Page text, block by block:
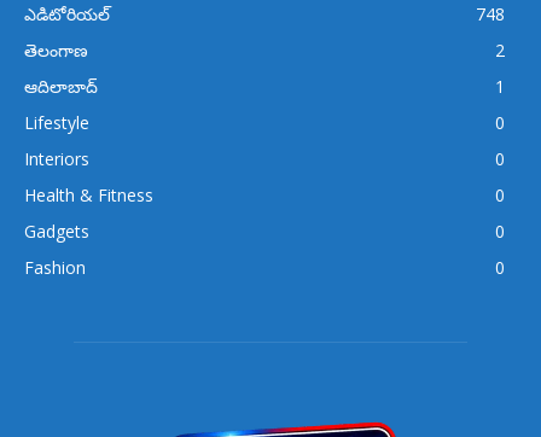
ఎడిటోరియల్
748
తెలంగాణ
2
ఆదిలాబాద్
1
Lifestyle
0
Interiors
0
Health & Fitness
0
Gadgets
0
Fashion
0